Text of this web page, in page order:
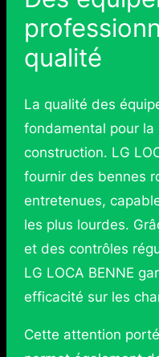
qualité
La qualité des
fondamental pour
construction. LG
fournir des bennes
entretenues,
les plus lourdes.
et des contrôles
LG LOCA BENNE
efficacité sur les
Cette attention